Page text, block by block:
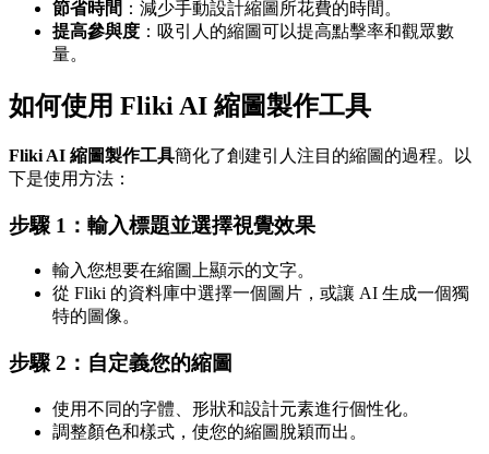
節省時間 ：減少手動設計縮圖所花費的時間。
提高參與度 ：吸引人的縮圖可以提高點擊率和觀眾數
量。
如何使用 Fliki AI 縮圖製作工具
Fliki AI 縮圖製作工具簡化了創建引人注目的縮圖的過程。以
下是使用方法：
步驟 1：輸入標題並選擇視覺效果
輸入您想要在縮圖上顯示的文字。
從 Fliki 的資料庫中選擇一個圖片，或讓 AI 生成一個獨
特的圖像。
步驟 2：自定義您的縮圖
使用不同的字體、形狀和設計元素進行個性化。
調整顏色和樣式，使您的縮圖脫穎而出。